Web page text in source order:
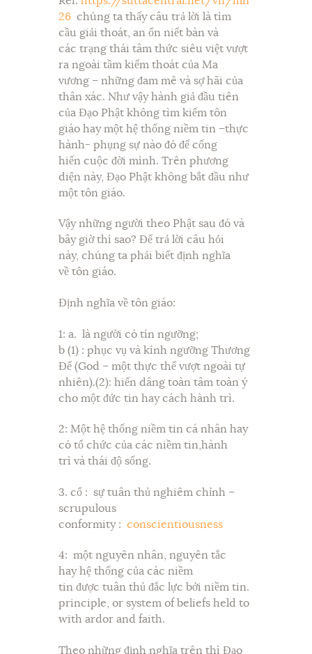
26 chúng ta thấy câu trả lời là tìm
cầu giải thoát, an ổn niết bàn và
các trạng thái tâm thức siêu việt vượt
ra ngoài tầm kiểm thoát của Ma
vương – những đam mê và sợ hãi của
thân xác. Như vậy hành giả đầu tiên
của Đạo Phật không tìm kiếm tôn
giáo hay một hệ thống niềm tin –thực
hành- phụng sự nào đó để cống
hiến cuộc đời mình. Trên phương
diện này, Đạo Phật không bắt đầu như
một tôn giáo.
Vậy những người theo Phật sau đó và
bây giờ thì sao? Để trả lời câu hỏi
này, chúng ta phải biết định nghĩa
về tôn giáo.
Định nghĩa về tôn giáo:
1: a. là người có tín ngưỡng;
b (1) : phục vụ và kính ngưỡng Thương
Đế (God – một thực thể vượt ngoài tự
nhiên).(2): hiến dâng toàn tâm toàn ý
cho một đức tin hay cách hành trì.
2: Một hệ thống niềm tin cá nhân hay
có tổ chức của các niềm tin,hành
trì và thái độ sống.
3. cổ : sự tuân thủ nghiêm chỉnh –
scrupulous
conformity : conscientiousness
4: một nguyên nhân, nguyên tắc
hay hệ thống của các niềm
tin được tuân thủ đắc lực bởi niềm tin.
principle, or system of beliefs held to
with ardor and faith.
Theo những định nghĩa trên thì Đạo